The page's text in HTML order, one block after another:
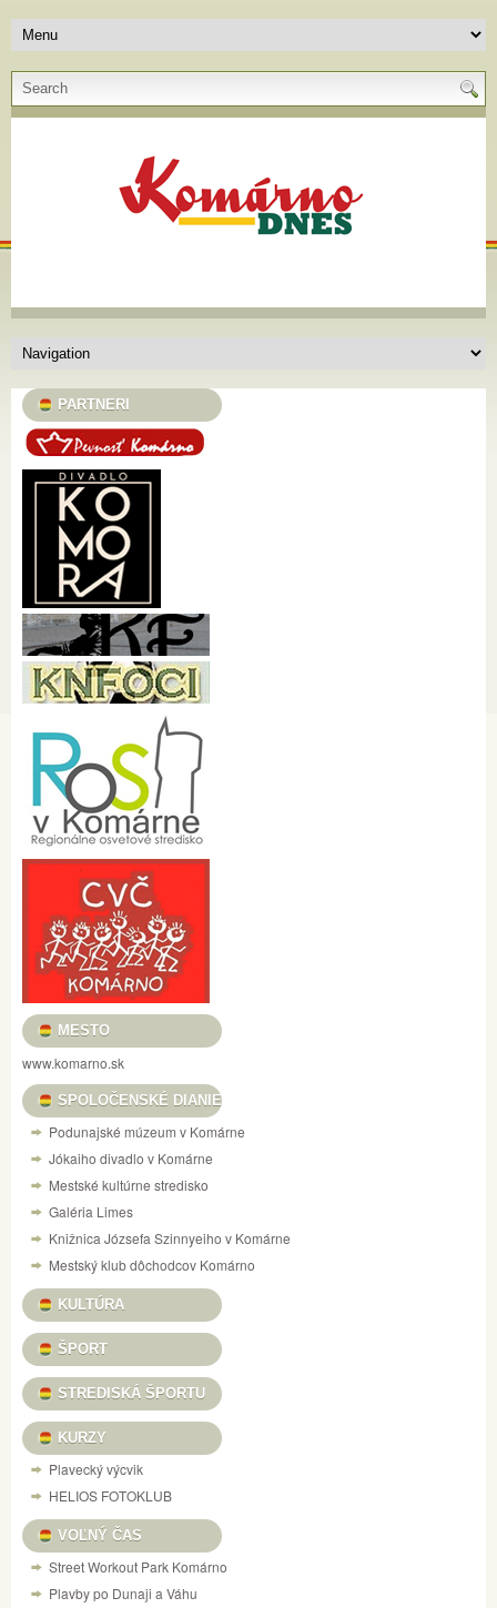
PARTNERI
MESTO
www.komarno.sk
SPOLOČENSKÉ DIANIE
Podunajské múzeum v Komárne
Jókaiho divadlo v Komárne
Mestské kultúrne stredisko
Galéria Limes
Knižnica Józsefa Szinnyeiho v Komárne
Mestský klub dôchodcov Komárno
KULTÚRA
ŠPORT
STREDISKÁ ŠPORTU
KURZY
Plavecký výcvik
HELIOS FOTOKLUB
VOĽNÝ ČAS
Street Workout Park Komárno
Plavby po Dunaji a Váhu